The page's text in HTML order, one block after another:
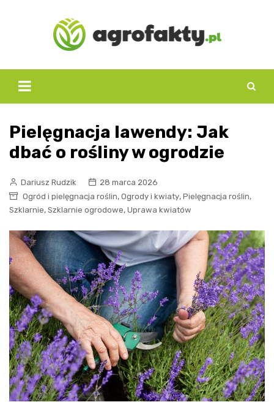
Pielęgnacja lawendy: Jak
dbać o rośliny w ogrodzie
Dariusz Rudzik
28 marca 2026
Ogród i pielęgnacja roślin, Ogrody i kwiaty, Pielęgnacja roślin,
Szklarnie, Szklarnie ogrodowe, Uprawa kwiatów